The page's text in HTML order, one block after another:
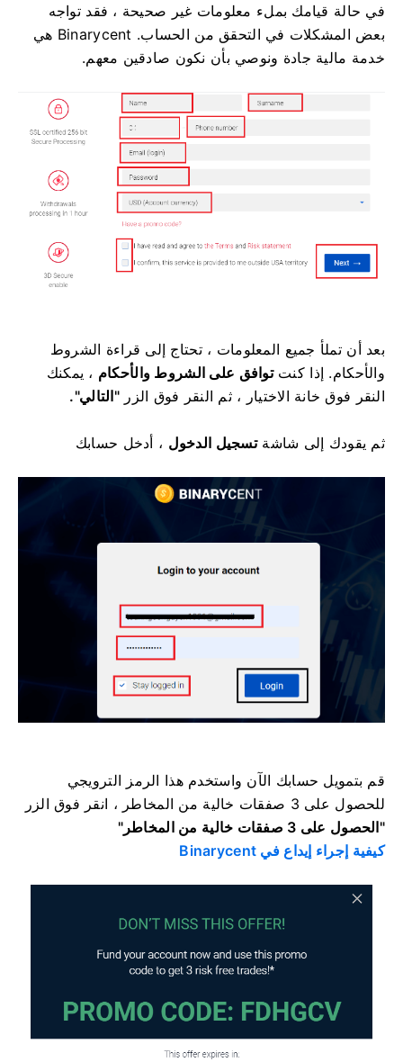
في حالة قيامك بملء معلومات غير صحيحة ، فقد تواجه
بعض المشكلات في التحقق من الحساب.
Binarycent هي
خدمة مالية جادة ونوصي بأن نكون صادقين معهم.
بعد أن تملأ جميع المعلومات ، تحتاج إلى قراءة الشروط
والأحكام. إذا كنتتوافق على الشروط والأحكام ، يمكنك
النقر فوق خانة الاختيار ، ثم النقر فوق الزر"التالي".
ثم يقودك إلى شاشةتسجيل الدخول ، أدخل حسابك
قم بتمويل حسابك الآن واستخدم هذا الرمز الترويجي
للحصول على 3 صفقات خالية من المخاطر ، انقر فوق
الزر
"الحصول على 3 صفقات خالية من المخاطر"
كيفية إجراء إيداع في Binarycent